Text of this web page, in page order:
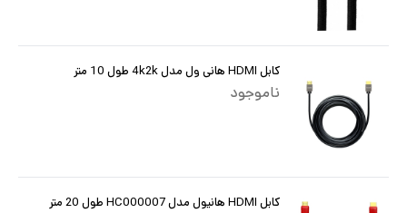
کابل HDMI هانی ول مدل 4k2k طول 10 متر
ناموجود
کابل HDMI هانیول مدل HC000007 طول 20 متر